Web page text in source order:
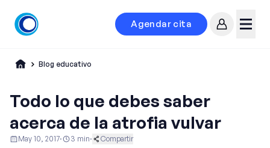
Agendar cita
Blog educativo
Todo lo que debes saber
acerca de la atrofia vulvar
May 10, 2017· 3 min· Compartir